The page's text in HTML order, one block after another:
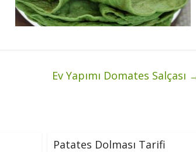
Ev Yapımı Domates Salçası
Patates Dolması Tarifi